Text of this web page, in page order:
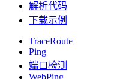
解析代码
下载示例
TraceRoute
Ping
端口检测
WebPing